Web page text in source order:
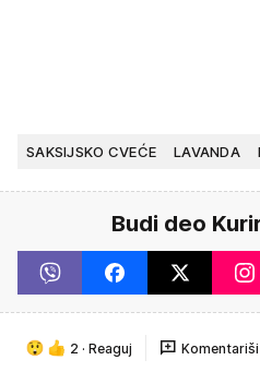
SAKSIJSKO CVEĆE LAVANDA
Budi deo
2 · Reaguj Komentariši